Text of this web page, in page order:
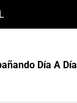
Día A Día